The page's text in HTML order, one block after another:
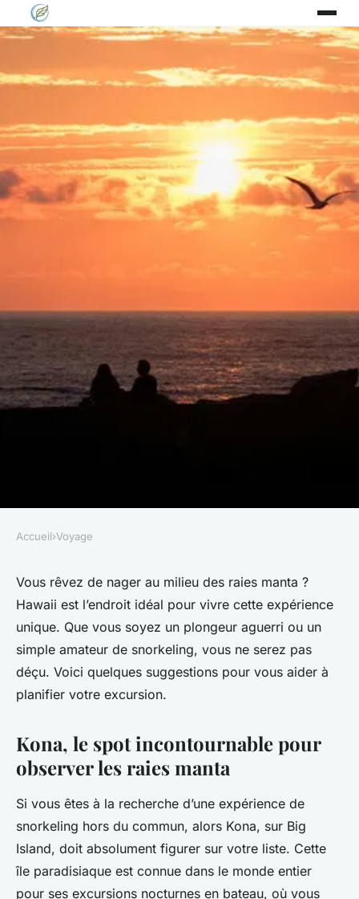
VOYAGE
Où pratiquer le snorkeling au
milieu des raies manta à
Hawaii ?
Hugo• 9 octobre 2024• 6 min de lecture
Accueil›Voyage
Vous rêvez de nager au milieu des raies manta ?
Hawaii est l’endroit idéal pour vivre cette expérience
unique. Que vous soyez un plongeur aguerri ou un
simple amateur de snorkeling, vous ne serez pas
déçu. Voici quelques suggestions pour vous aider à
planifier votre excursion.
Kona, le spot incontournable pour
observer les raies manta
Si vous êtes à la recherche d’une expérience de
snorkeling hors du commun, alors Kona, sur Big
Island, doit absolument figurer sur votre liste. Cette
île paradisiaque est connue dans le monde entier
pour ses excursions nocturnes en bateau, où vous